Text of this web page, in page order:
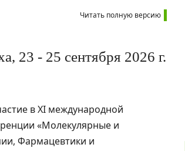
Читать полную версию
23 - 25 сентября 2026 г.
в XI международной
«Молекулярные и
Фармацевтики и